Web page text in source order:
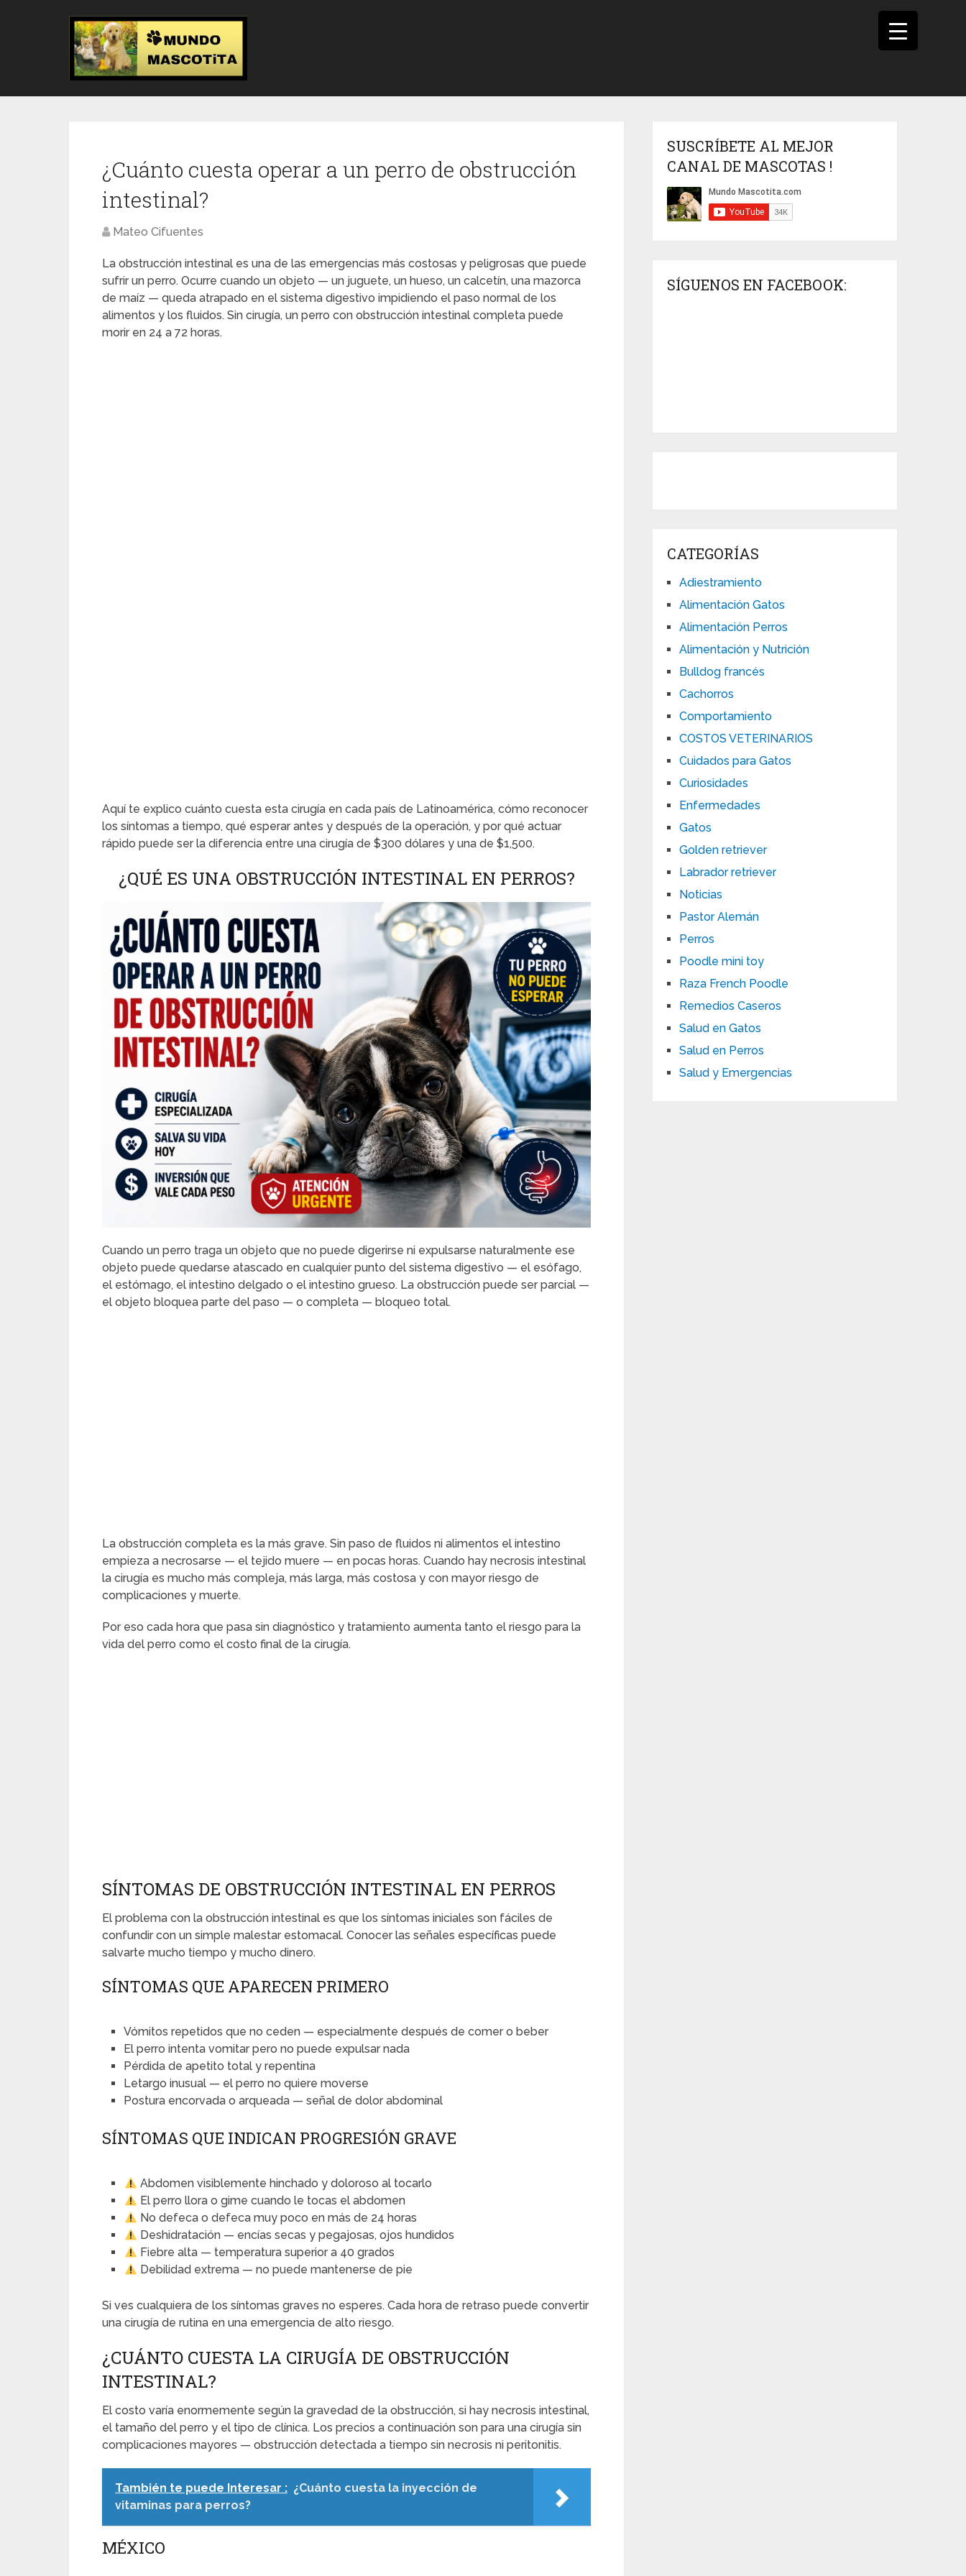
¿Cuánto cuesta operar a un perro de obstrucción
intestinal?
Mateo Cifuentes
La obstrucción intestinal es una de las emergencias más costosas y peligrosas que puede
sufrir un perro. Ocurre cuando un objeto — un juguete, un hueso, un calcetín, una mazorca
de maíz — queda atrapado en el sistema digestivo impidiendo el paso normal de los
alimentos y los fluidos. Sin cirugía, un perro con obstrucción intestinal completa puede
morir en 24 a 72 horas.
Aquí te explico cuánto cuesta esta cirugía en cada país de Latinoamérica, cómo reconocer
los síntomas a tiempo, qué esperar antes y después de la operación, y por qué actuar
rápido puede ser la diferencia entre una cirugía de $300 dólares y una de $1,500.
¿QUÉ ES UNA OBSTRUCCIÓN INTESTINAL EN PERROS?
Cuando un perro traga un objeto que no puede digerirse ni expulsarse naturalmente ese
objeto puede quedarse atascado en cualquier punto del sistema digestivo — el esófago,
el estómago, el intestino delgado o el intestino grueso. La obstrucción puede ser parcial —
el objeto bloquea parte del paso — o completa — bloqueo total.
La obstrucción completa es la más grave. Sin paso de fluidos ni alimentos el intestino
empieza a necrosarse — el tejido muere — en pocas horas. Cuando hay necrosis intestinal
la cirugía es mucho más compleja, más larga, más costosa y con mayor riesgo de
complicaciones y muerte.
Por eso cada hora que pasa sin diagnóstico y tratamiento aumenta tanto el riesgo para la
vida del perro como el costo final de la cirugía.
SÍNTOMAS DE OBSTRUCCIÓN INTESTINAL EN PERROS
El problema con la obstrucción intestinal es que los síntomas iniciales son fáciles de
confundir con un simple malestar estomacal. Conocer las señales específicas puede
salvarte mucho tiempo y mucho dinero.
SÍNTOMAS QUE APARECEN PRIMERO
Vómitos repetidos que no ceden — especialmente después de comer o beber
El perro intenta vomitar pero no puede expulsar nada
Pérdida de apetito total y repentina
Letargo inusual — el perro no quiere moverse
Postura encorvada o arqueada — señal de dolor abdominal
SÍNTOMAS QUE INDICAN PROGRESIÓN GRAVE
Abdomen visiblemente hinchado y doloroso al tocarlo
El perro llora o gime cuando le tocas el abdomen
No defeca o defeca muy poco en más de 24 horas
Deshidratación — encías secas y pegajosas, ojos hundidos
Fiebre alta — temperatura superior a 40 grados
Debilidad extrema — no puede mantenerse de pie
Si ves cualquiera de los síntomas graves no esperes. Cada hora de retraso puede convertir
una cirugía de rutina en una emergencia de alto riesgo.
¿CUÁNTO CUESTA LA CIRUGÍA DE OBSTRUCCIÓN
INTESTINAL?
El costo varía enormemente según la gravedad de la obstrucción, si hay necrosis intestinal,
el tamaño del perro y el tipo de clínica. Los precios a continuación son para una cirugía sin
complicaciones mayores — obstrucción detectada a tiempo sin necrosis ni peritonitis.
También te puede Interesar : ¿Cuánto cuesta la inyección de
vitaminas para perros?
MÉXICO
SUSCRÍBETE AL MEJOR
CANAL DE MASCOTAS !
SÍGUENOS EN FACEBOOK:
CATEGORÍAS
Adiestramiento
Alimentación Gatos
Alimentación Perros
Alimentación y Nutrición
Bulldog francés
Cachorros
Comportamiento
COSTOS VETERINARIOS
Cuidados para Gatos
Curiosidades
Enfermedades
Gatos
Golden retriever
Labrador retriever
Noticias
Pastor Alemán
Perros
Poodle mini toy
Raza French Poodle
Remedios Caseros
Salud en Gatos
Salud en Perros
Salud y Emergencias